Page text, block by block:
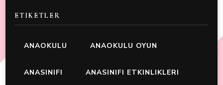
ETIKETLER
ANAOKULU ANAOKULU OYUN
ANASINIFI ANASINIFI ETKINLIKLERI